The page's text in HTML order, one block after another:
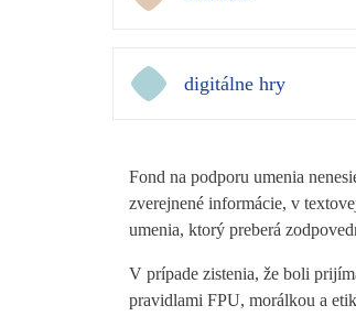
digitálne hry
Fond na podporu umenia
zverejnené informácie, v
umenia, ktorý preberá
V prípade zistenia, že boli
pravidlami FPU, morálkou a